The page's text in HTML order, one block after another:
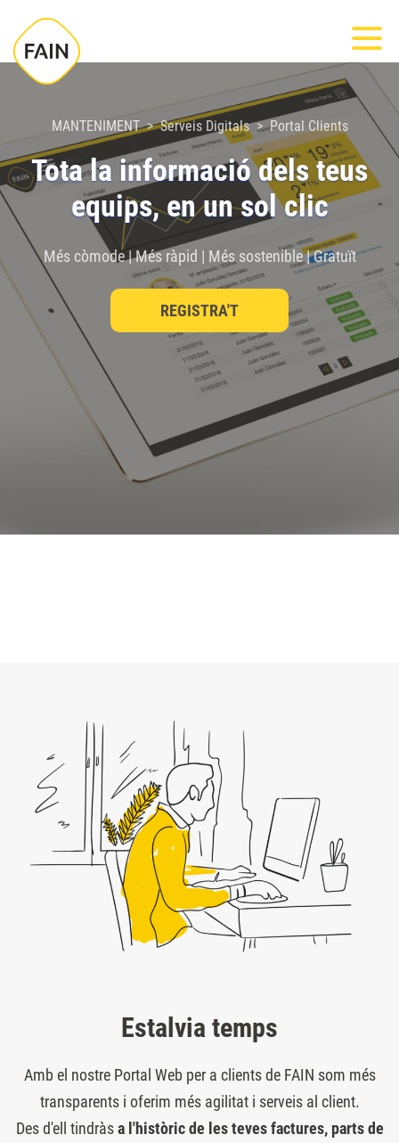
este
sitio
sistema
de
accesibilidad.
MANTENIMENT Serveis Digitals Portal Clients
Tota la informació dels teus
equips, en un sol clic
Més còmode | Més ràpid | Més sostenible | Gratuït
REGISTRA'T
Estalvia temps
Amb el nostre Portal Web per a clients de FAIN som més
transparents i oferim més agilitat i serveis al client.
Des d'ell tindràsa l'històric de les teves factures, parts de